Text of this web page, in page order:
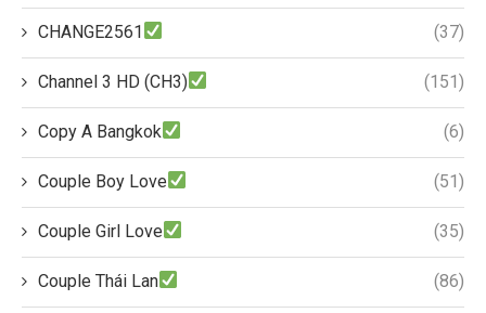
CHANGE2561 (37)
Channel 3 HD (CH3) (151)
Copy A Bangkok (6)
Couple Boy Love (51)
Couple Girl Love (35)
Couple Thái Lan (86)